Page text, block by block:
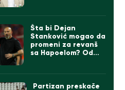
Šta bi Dejan
Stanković mogao da
promeni za revanš
sa Hapoelom? Od
Partizan preskače